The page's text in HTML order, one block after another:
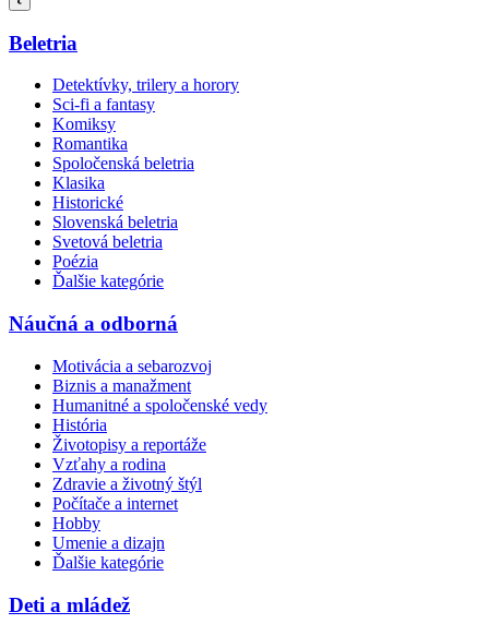
Beletria
Detektívky, trilery a horory
Sci-fi a fantasy
Komiksy
Romantika
Spoločenská beletria
Klasika
Historické
Slovenská beletria
Svetová beletria
Poézia
Ďalšie kategórie
Náučná a odborná
Motivácia a sebarozvoj
Biznis a manažment
Humanitné a spoločenské vedy
História
Životopisy a reportáže
Vzťahy a rodina
Zdravie a životný štýl
Počítače a internet
Hobby
Umenie a dizajn
Ďalšie kategórie
Deti a mládež